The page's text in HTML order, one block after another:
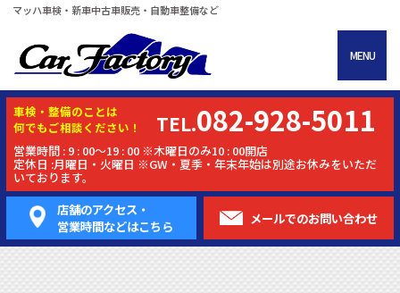
マッハ車検・新車中古車販売・自動車整備など
MENU
車検・ 整備のことは
何でもご相談ください！
TEL.082-928-5011
営業時間 : 9 : 00～19 : 00 ※木曜日のみ10 : 00開店
定休日 :月曜日・火曜日 ※GW・夏季・年末年始は別途お休みをいただ
いております。
店舗のアクセス・
営業時間などはこちら
メールでのお問い合わせ